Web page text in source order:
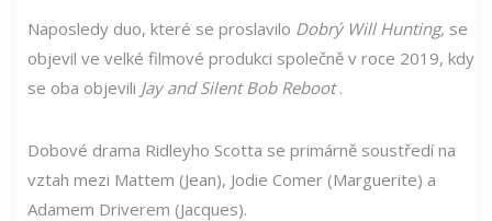
Naposledy duo, které se proslavilo Dobrý Will Hunting, se
objevil ve velké filmové produkci společně v roce 2019, kdy
se oba objevili Jay and Silent Bob Reboot.
Dobové drama Ridleyho Scotta se primárně soustředí na
vztah mezi Mattem (Jean), Jodie Comer (Marguerite) a
Adamem Driverem (Jacques).